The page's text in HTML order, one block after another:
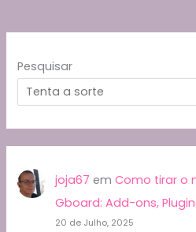
Pesquisar
joja67 em Como tirar o
Gboard: Add-ons,
20 de Julho, 2025